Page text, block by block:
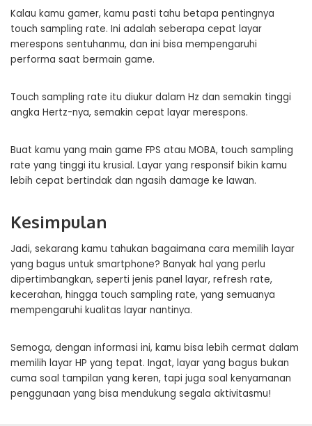
Kalau kamu gamer, kamu pasti tahu betapa pentingnya
touch sampling rate. Ini adalah seberapa cepat layar
merespons sentuhanmu, dan ini bisa mempengaruhi
performa saat bermain game.
Touch sampling rate itu diukur dalam Hz dan semakin tinggi
angka Hertz-nya, semakin cepat layar merespons.
Buat kamu yang main game FPS atau MOBA, touch sampling
rate yang tinggi itu krusial. Layar yang responsif bikin kamu
lebih cepat bertindak dan ngasih damage ke lawan.
Kesimpulan
Jadi, sekarang kamu tahukan bagaimana cara memilih layar
yang bagus untuk smartphone? Banyak hal yang perlu
dipertimbangkan, seperti jenis panel layar, refresh rate,
kecerahan, hingga touch sampling rate, yang semuanya
mempengaruhi kualitas layar nantinya.
Semoga, dengan informasi ini, kamu bisa lebih cermat dalam
memilih layar HP yang tepat. Ingat, layar yang bagus bukan
cuma soal tampilan yang keren, tapi juga soal kenyamanan
penggunaan yang bisa mendukung segala aktivitasmu!